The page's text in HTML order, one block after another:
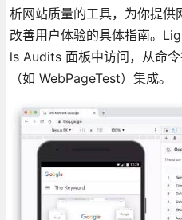
析网站质量的工具，为你提供
改善用户体验的具体指南。
ls Audits 面板中访问，从命
（如 WebPageTest）集成。